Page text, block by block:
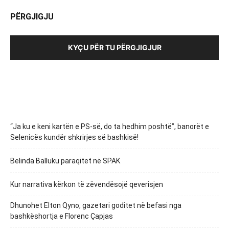
PËRGJIGJU
KYÇU PËR TU PËRGJIGJUR
“Ja ku e keni kartën e PS-së, do ta hedhim poshtë”, banorët e
Selenicës kundër shkrirjes së bashkisë!
Belinda Balluku paraqitet në SPAK
Kur narrativa kërkon të zëvendësojë qeverisjen
Dhunohet Elton Qyno, gazetari goditet në befasi nga
bashkëshortja e Florenc Çapjas